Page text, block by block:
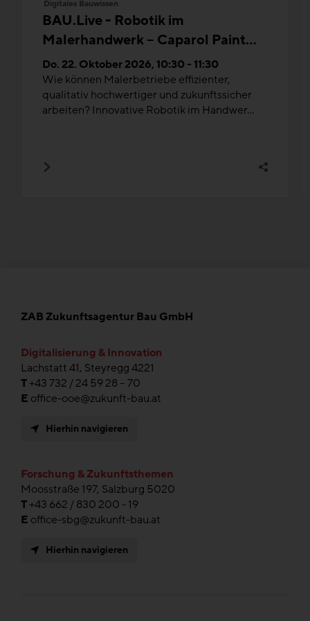
Digitales Bauwissen
BAU.Live - Robotik im
Malerhandwerk – Caparol Paint
Buddy®
Do. 22. Oktober 2026, 10:30 - 11:30
Wie können Malerbetriebe effizienter,
qualitativ hochwertiger und zukunftssicher
arbeiten? Innovative Robotik im Handwer...
ZAB Zukunftsagentur Bau GmbH
Digitalisierung & Innovation
Lachstatt 41, Steyregg 4221
T+43 732 / 24 59 28 – 70
E office-ooe@zukunft-bau.at
Hierhin navigieren
Forschung & Zukunftsthemen
Moosstraße 197, Salzburg 5020
T+43 662 / 830 200 - 19
E office-sbg@zukunft-bau.at
Hierhin navigieren